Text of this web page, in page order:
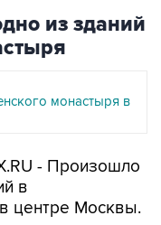
из зданий
монастыря в
- Произошло
в
центре Москвы.